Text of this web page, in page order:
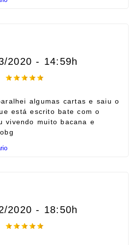
2020 - 14:59h
algumas cartas e saiu o
está escrito bate com o
vivendo muito bacana e
2020 - 18:50h